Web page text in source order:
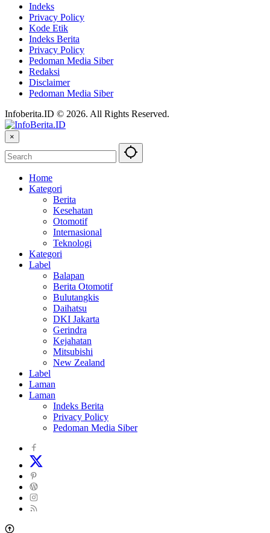
Indeks
Privacy Policy
Kode Etik
Indeks Berita
Privacy Policy
Pedoman Media Siber
Redaksi
Disclaimer
Pedoman Media Siber
Infoberita.ID © 2026. All Rights Reserved.
×
Home
Kategori
Berita
Kesehatan
Otomotif
Internasional
Teknologi
Kategori
Label
Balapan
Berita Otomotif
Bulutangkis
Daihatsu
DKI Jakarta
Gerindra
Kejahatan
Mitsubishi
New Zealand
Label
Laman
Laman
Indeks Berita
Privacy Policy
Pedoman Media Siber